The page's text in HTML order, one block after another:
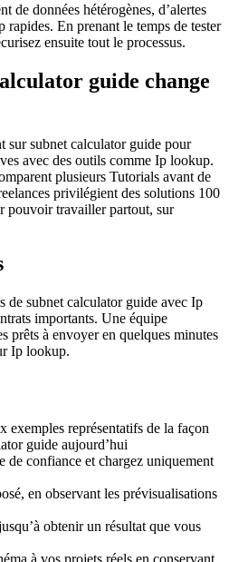
de données hétérogènes, d’alertes
En prenant le temps de tester
ensuite tout le processus.
guide change
sur subnet calculator guide pour
avec des outils comme Ip lookup.
plusieurs Tutorials avant de
privilégient des solutions 100
pouvoir travailler partout, sur
de subnet calculator guide avec Ip
importants. Une équipe
prêts à envoyer en quelques minutes
Ip lookup.
exemples représentatifs de la façon
guide aujourd’hui
de confiance et chargez uniquement
en observant les prévisualisations
obtenir un résultat que vous